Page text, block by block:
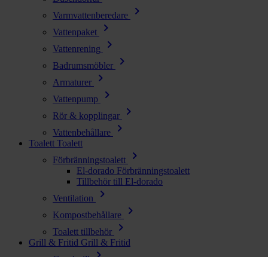
Varmvattenberedare chevron_right
Vattenpaket chevron_right
Vattenrening chevron_right
Badrumsmöbler chevron_right
Armaturer chevron_right
Vattenpump chevron_right
Rör & kopplingar chevron_right
Vattenbehållare chevron_right
Toalett Toalett
Förbränningstoalett
chevron_right
El-dorado Förbränningstoalett
Tillbehör till El-dorado
Ventilation
chevron_right
Kompostbehållare chevron_right
Toalett tillbehör chevron_right
Grill & Fritid Grill & Fritid